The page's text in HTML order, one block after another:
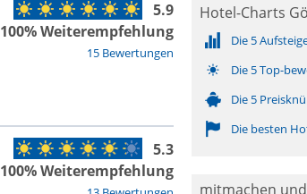
15 Bewertungen
5.9
100% Weiterempfehlung
5.3
100% Weiterempfehlung
Hotel-Charts
Die 5
Die 5 Top-
Die 5
Die besten
mitmachen